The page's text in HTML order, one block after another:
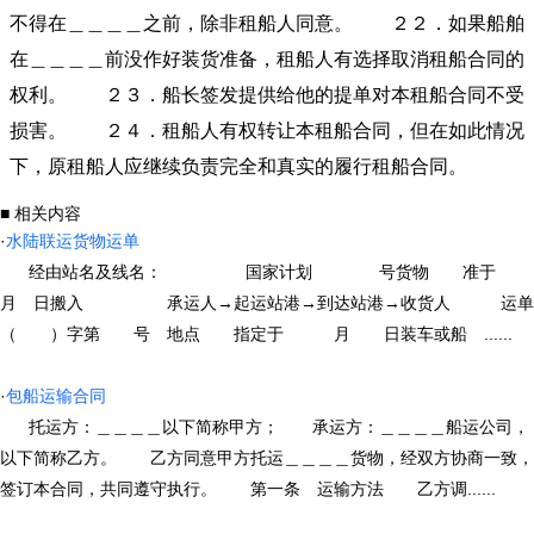
不得在＿＿＿＿之前，除非租船人同意。 ２２．如果船舶
在＿＿＿＿前没作好装货准备，租船人有选择取消租船合同的
权利。 ２３．船长签发提供给他的提单对本租船合同不受
损害。 ２４．租船人有权转让本租船合同，但在如此情况
下，原租船人应继续负责完全和真实的履行租船合同。
■ 相关内容
·水陆联运货物运单
经由站名及线名： 国家计划 号货物 准于
月 日搬入 承运人→起运站港→到达站港→收货人 运单
（ ）字第 号 地点 指定于 月 日装车或船 ......
·包船运输合同
托运方：＿＿＿＿以下简称甲方； 承运方：＿＿＿＿船运公司，
以下简称乙方。 乙方同意甲方托运＿＿＿＿货物，经双方协商一致，
签订本合同，共同遵守执行。 第一条 运输方法 乙方调......